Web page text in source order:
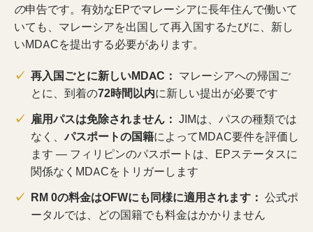
の申告です。有効なEPでマレーシアに長年住んで働いて
いても、マレーシアを出国して再入国するたびに、新し
いMDACを提出する必要があります。
再入国ごとに新しいMDAC： マレーシアへの帰国ご
とに、到着の72時間以内に新しい提出が必要です
雇用パスは免除されません： JIMは、パスの種類では
なく、パスポートの国籍によってMDAC要件を評価し
ます — フィリピンのパスポートは、EPステータスに
関係なくMDACをトリガーします
RM 0の料金はOFWにも同様に適用されます： 公式ポ
ータルでは、どの国籍でも料金はかかりません